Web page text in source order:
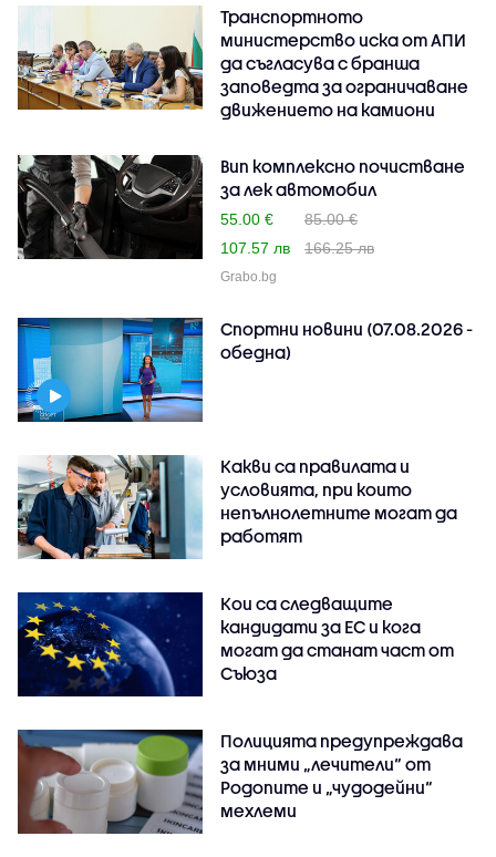
Транспортното
министерство иска от АПИ
да съгласува с бранша
заповедта за ограничаване
движението на камиони
Вип комплексно почистване
за лек автомобил
55.00 €
85.00 €
107.57 лв
166.25 лв
Grabo.bg
Спортни новини (07.08.2026 -
обедна)
Какви са правилата и
условията, при които
непълнолетните могат да
работят
Кои са следващите
кандидати за ЕС и кога
могат да станат част от
Съюза
Полицията предупреждава
за мними „лечители“ от
Родопите и „чудодейни“
мехлеми